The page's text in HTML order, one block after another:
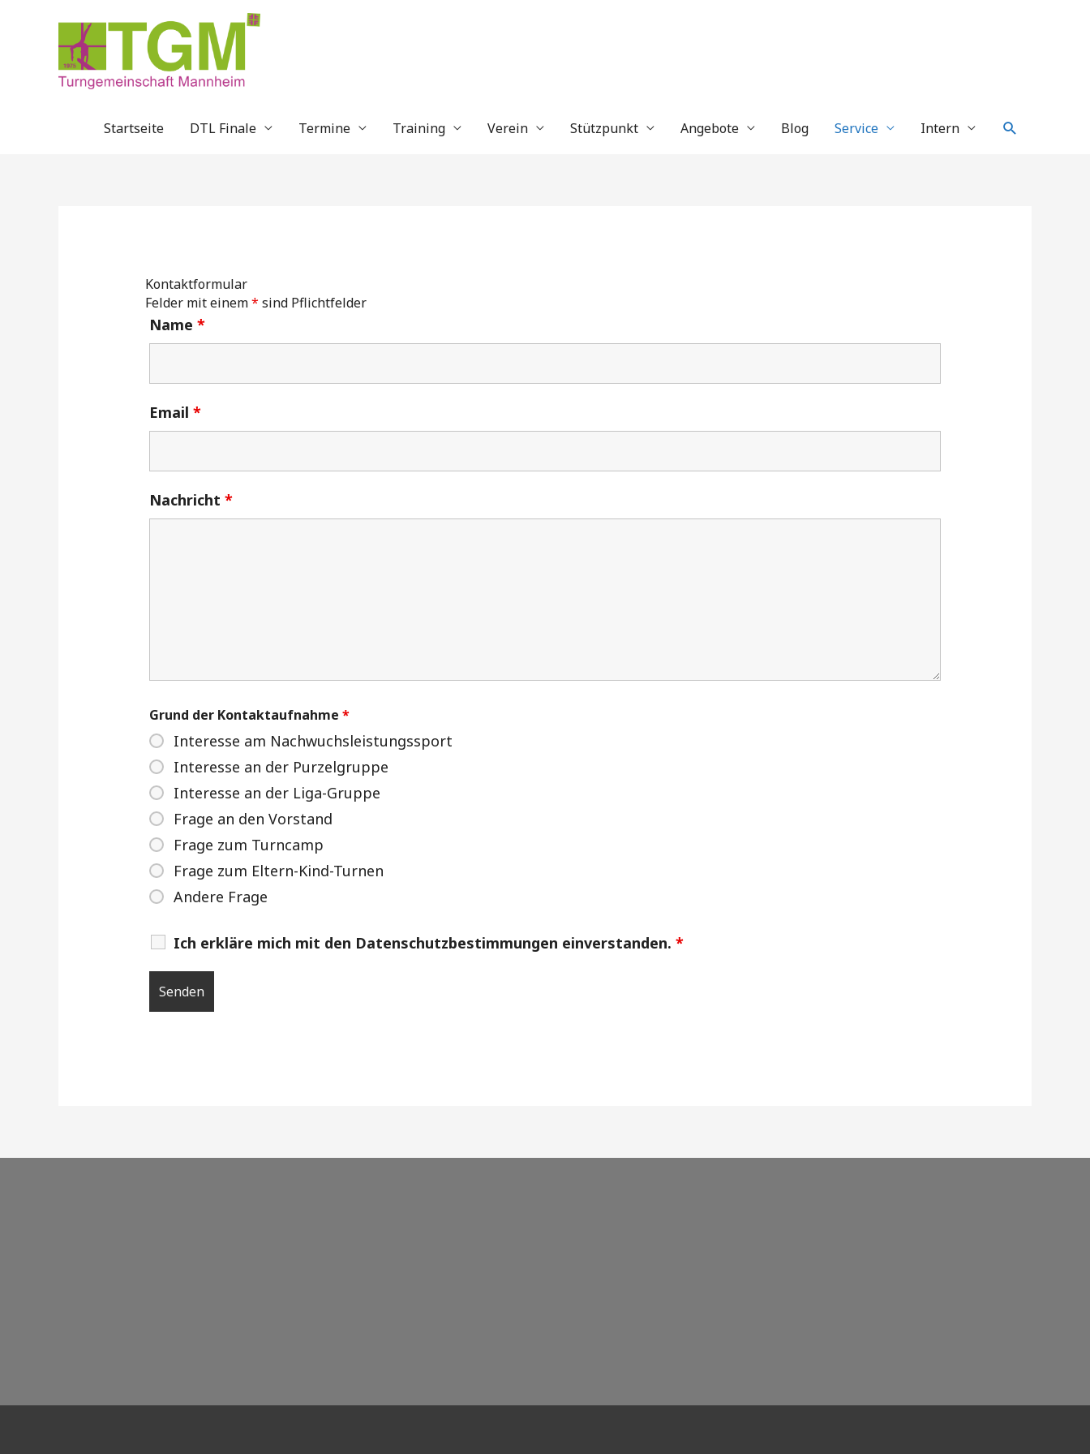
Startseite DTL Finale Termine Training Verein Stützpunkt Angebote Blog Service Intern Suche
Kontaktformular
Felder mit einem* sind Pflichtfelder
Name *
Email *
Nachricht *
Grund der Kontaktaufnahme *
Interesse am Nachwuchsleistungssport
Interesse an der Purzelgruppe
Interesse an der Liga-Gruppe
Frage an den Vorstand
Frage zum Turncamp
Frage zum Eltern-Kind-Turnen
Andere Frage
Ich erkläre mich mit den Datenschutzbestimmungen einverstanden. *